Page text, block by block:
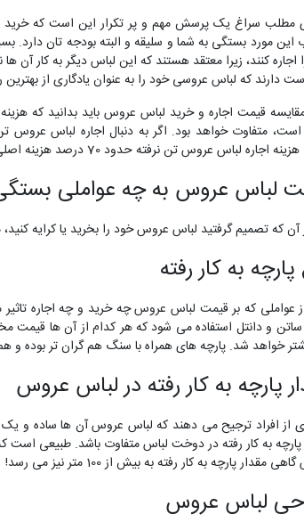
مطلب سراغ یک پرسش مهم و پر تکرار این است که خرید
این مورد بستگی به شما و سلیقه و البته بودجه تان
اجاره کنند، زیرا معتقد هستند که این لباس دیگر به کار
دارند که لباس عروسی خود را به عنوان یادگاری از
قیمت اجاره و خرید لباس عروس باید بدانید که
متفاوت خواهد بود. اگر به دنبال اجاره لباس عروس
عروس تن نرفته حدود 70 درصد هزینه اصلی و خرید آن است و اگر لباس عروس بار چندم اجاره باشد، هزینه آن حدود 50 درصد هزینه خرید است.
لباس عروس به چه عواملی
آن که تصمیم گرفتید لباس عروس خود را بخرید یا کرایه
به کار رفته
عواملی که بر قیمت لباس عروس چه خرید و چه اجاره
ساتن و دانتل استفاده می شود که هر کدام از آن ها قیمت
خواهد شد. پارچه های همراه با سنگ هم گران تر بوده
پارچه به کار رفته در لباس عروس
از افراد ترجیح می دهند که لباس عروس آن ها ساده و
پارچه به کار رفته در دوخت لباس متفاوت باشد. طبیعی است
مقدار پارچه به کار رفته به بیش از 100 متر نیز می رسد!
لباس عروس